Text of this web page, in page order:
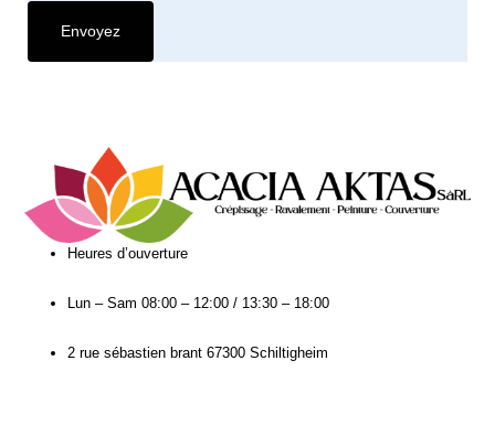
Heures d’ouverture​
Lun – Sam 08:00 – 12:00 / 13:30 – 18:00
2 rue sébastien brant 67300 Schiltigheim